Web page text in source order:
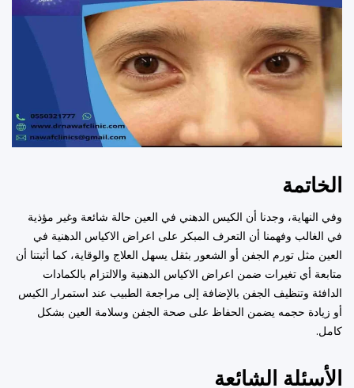
الخاتمة
وفي النهاية، وجدنا أن الكيس الدهني في العين حالة شائعة وغير مؤذية
في الغالب وفهمنا أن التعرف المبكر على اعراض الاكياس الدهنية في
العين مثل تورم الجفن أو الشعور بثقل يسهل العلاج والوقاية، كما أثبتنا أن
متابعة أي تغيرات ضمن اعراض الاكياس الدهنية والالتزام بالكمادات
الدافئة وتنظيف الجفن بالإضافة إلى مراجعة الطبيب عند استمرار الكيس
أو زيادة حجمه يضمن الحفاظ على صحة الجفن وسلامة العين بشكل
كامل.
الأسئلة الشائعة